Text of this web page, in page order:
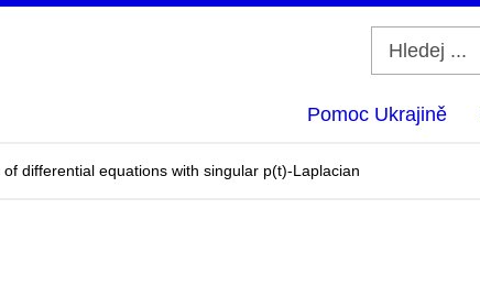
Pomoc Ukrajině
differential equations with singular p(t)-Laplacian